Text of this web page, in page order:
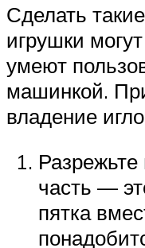
Сделать
игрушки
умеют
машинкой.
владение
часть —
пятка